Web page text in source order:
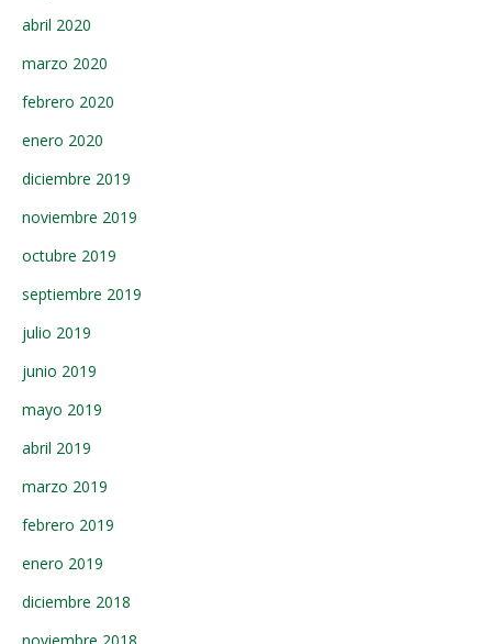
abril 2020
marzo 2020
febrero 2020
enero 2020
diciembre 2019
noviembre 2019
octubre 2019
septiembre 2019
julio 2019
junio 2019
mayo 2019
abril 2019
marzo 2019
febrero 2019
enero 2019
diciembre 2018